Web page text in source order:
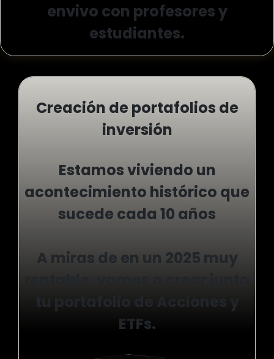
envivo con profesores y
estudiantes.
Creación de portafolios de
inversión
Estamos viviendo un
acontecimiento histórico que
sucede cada 10 años
A miras de en un 2025 muy
ETFs.